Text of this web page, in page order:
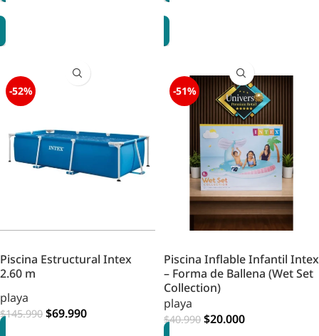
-52%
Piscina Estructural Intex
2.60 m
playa
$145.990 $69.990
-51%
Piscina Inflable Infantil Intex
– Forma de Ballena (Wet Set
Collection)
playa
$40.990 $20.000